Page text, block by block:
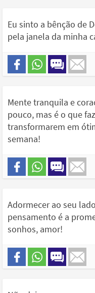
Eu sinto a bênção de
pela janela da minha
Mente tranquila e
pouco, mas é o que
transformarem em
semana!
Adormecer ao seu
pensamento é a
sonhos, amor!